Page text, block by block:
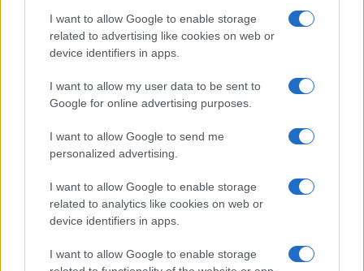
I want to allow Google to enable storage
related to advertising like cookies on web or
device identifiers in apps.
I want to allow my user data to be sent to
Google for online advertising purposes.
I want to allow Google to send me
personalized advertising.
I want to allow Google to enable storage
related to analytics like cookies on web or
device identifiers in apps.
I want to allow Google to enable storage
Martina Agostina Diturco
I nostri cari
I nostri cari